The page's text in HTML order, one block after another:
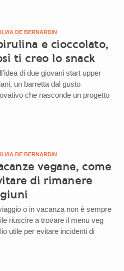
DE BERNARDIN
e cioccolato,
ti creo lo snack
di due giovani start upper
un barretta dal gusto
che nasconde un progetto
DE BERNARDIN
vegane, come
di rimanere
o in vacanza non è sempre
riuscire a trovare il menu veg
utile per evitare incidenti di